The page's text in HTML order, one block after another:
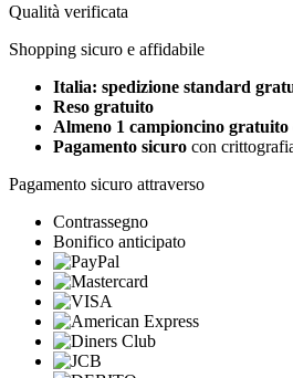
Qualità verificata
Shopping sicuro e affidabile
Italia: spedizione standard
Reso gratuito
Almeno 1 campioncino gratuito
Pagamento sicuro con
Pagamento sicuro attraverso
Contrassegno
Bonifico anticipato